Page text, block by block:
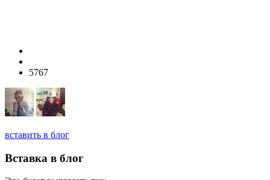
5767
вставить в блог
Вставка в блог